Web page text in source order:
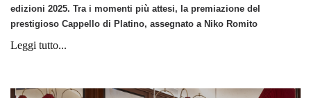
edizioni 2025. Tra i momenti più attesi, la premiazione del
prestigioso Cappello di Platino, assegnato a Niko Romito
Leggi tutto...